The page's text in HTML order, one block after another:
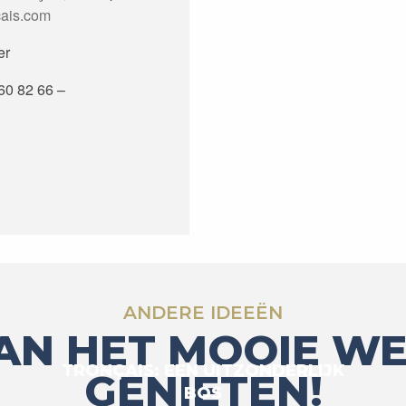
82 66 –
ANDERE IDEEËN
HET MOOIE
GENIETEN!
TRONÇAIS: EEN UITZONDERLIJK
BOS